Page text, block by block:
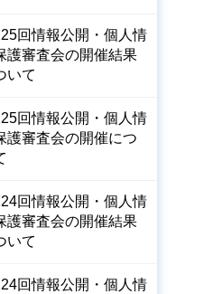
回情報公開・個人情
護審査会の開催結果
いて
回情報公開・個人情
護審査会の開催につ
回情報公開・個人情
護審査会の開催結果
いて
回情報公開・個人情